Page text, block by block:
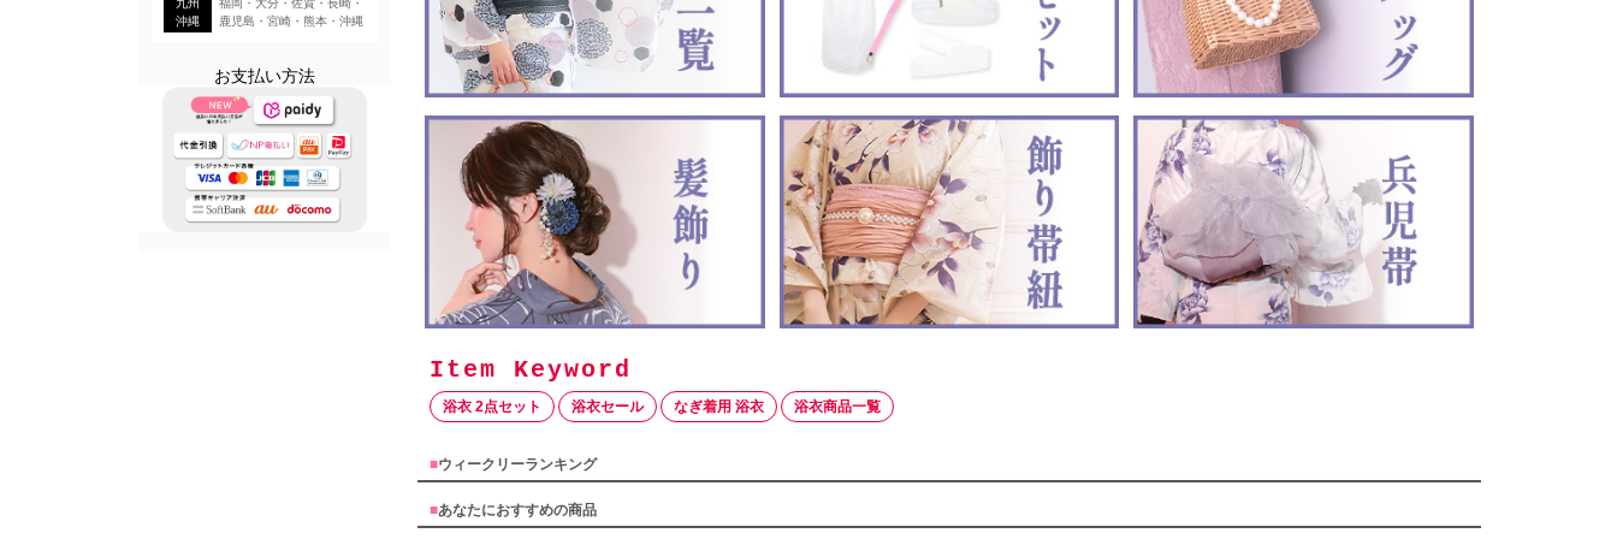
九州
沖縄
福岡・大分・佐賀・長崎・
鹿児島・宮崎・熊本・沖縄
お支払い方法
浴衣 2点セット 浴衣セール なぎ着用 浴衣 浴衣商品一覧
■ウィークリーランキング
■あなたにおすすめの商品